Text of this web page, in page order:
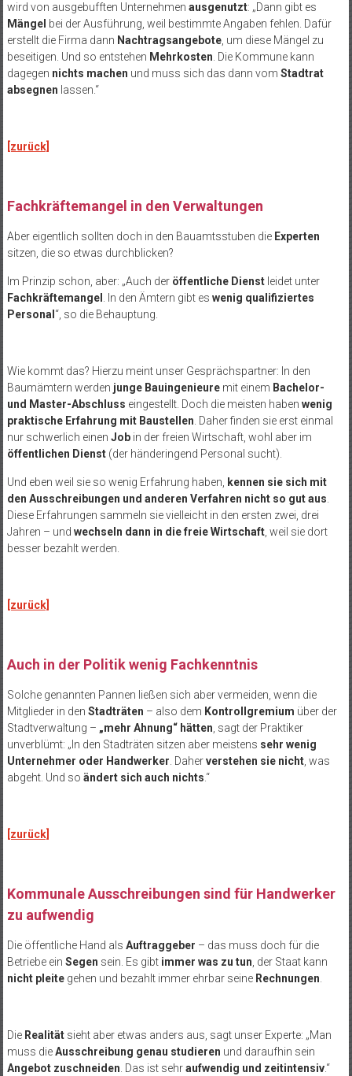
wird von ausgebufften Unternehmen ausgenutzt: „Dann gibt es
Mängel bei der Ausführung, weil bestimmte Angaben fehlen. Dafür
erstellt die Firma dann Nachtragsangebote, um diese Mängel zu
beseitigen. Und so entstehen Mehrkosten . Die Kommune kann
dagegen nichts machen und muss sich das dann vom Stadtrat
absegnen lassen.“
[zurück]
Fachkräftemangel in den Verwaltungen
Aber eigentlich sollten doch in den Bauamtsstuben die Experten
sitzen, die so etwas durchblicken?
Im Prinzip schon, aber: „Auch der öffentliche Dienstleidet unter
Fachkräftemangel
. In den Ämtern gibt es wenig qualifiziertes
Personal “, so die Behauptung.
Wie kommt das? Hierzu meint unser Gesprächspartner: In den
Baumämtern werden junge Bauingenieuremit einem Bachelor-
und Master-Abschluss eingestellt. Doch die meisten haben wenig
praktische Erfahrung mit Baustellen . Daher finden sie erst einmal
nur schwerlich einen Jobin der freien Wirtschaft, wohl aber im
öffentlichen Dienst(der händeringend Personal sucht).
Und eben weil sie so wenig Erfahrung haben,
kennen sie sich mit
den Ausschreibungen und anderen Verfahren nicht so gut aus
Diese Erfahrungen sammeln sie vielleicht in den ersten zwei, drei
Jahren – und wechseln dann in die freie Wirtschaft, weil sie dort
besser bezahlt werden.
[zurück]
Auch in der Politik wenig Fachkenntnis
Solche genannten Pannen ließen sich aber vermeiden, wenn die
Mitglieder in den Stadträten – also dem Kontrollgremium über der
Stadtverwaltung – „mehr Ahnung“ hätten , sagt der Praktiker
unverblümt: „In den Stadträten sitzen aber meistens sehr wenig
Unternehmer oder Handwerker . Daherverstehen sie nicht, was
abgeht. Und so ändert sich auch nichts .“
[zurück]
Kommunale Ausschreibungen sind für Handwerker
zu aufwendig
Die öffentliche Hand als Auftraggeber – das muss doch für die
Betriebe ein Segen sein. Es gibt immer was zu tun , der Staat kann
nicht pleitegehen und bezahlt immer ehrbar seine Rechnungen
Die Realitätsieht aber etwas anders aus, sagt unser Experte: „Man
muss dieAusschreibung genau studieren und daraufhin sein
Angebot zuschneiden . Das ist sehraufwendig und zeitintensiv.“